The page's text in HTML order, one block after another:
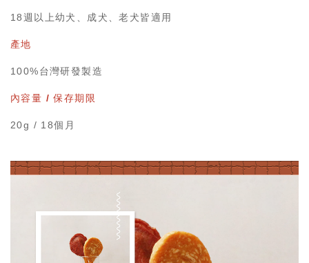
18週以上幼犬、成犬、老犬皆適用
產地
100%台灣研發製造
內容量 / 保存期限
20g / 18個月